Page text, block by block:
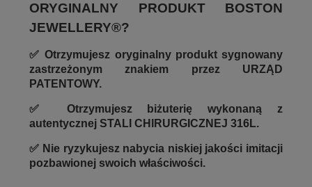
ORYGINALNY PRODUKT BOSTON
JEWELLERY®?
✅ Otrzymujesz oryginalny produkt sygnowany
zastrzeżonym znakiem przez URZĄD
PATENTOWY.
✅ Otrzymujesz biżuterię wykonaną z
autentycznej STALI CHIRURGICZNEJ 316L.
✅ Nie ryzykujesz nabycia niskiej jakości imitacji
pozbawionej swoich właściwości.